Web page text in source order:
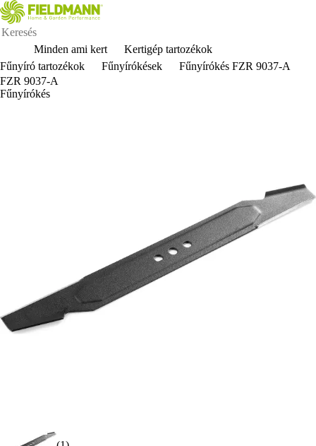
Minden ami kert
Kertigép tartozékok
Fűnyíró tartozékok
Fűnyírókések
Fűnyírókés FZR 9037-A
FZR 9037-A
Fűnyírókés